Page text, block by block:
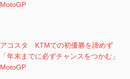
MotoGP
アコスタ KTMでの初優勝を諦めず
「年末までに必ずチャンスをつかむ」
MotoGP